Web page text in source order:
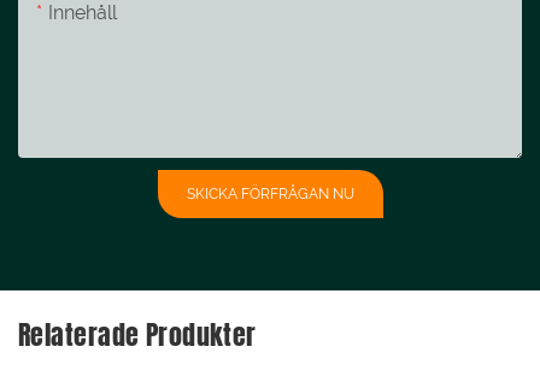
Innehåll
SKICKA FÖRFRÅGAN NU
Relaterade Produkter